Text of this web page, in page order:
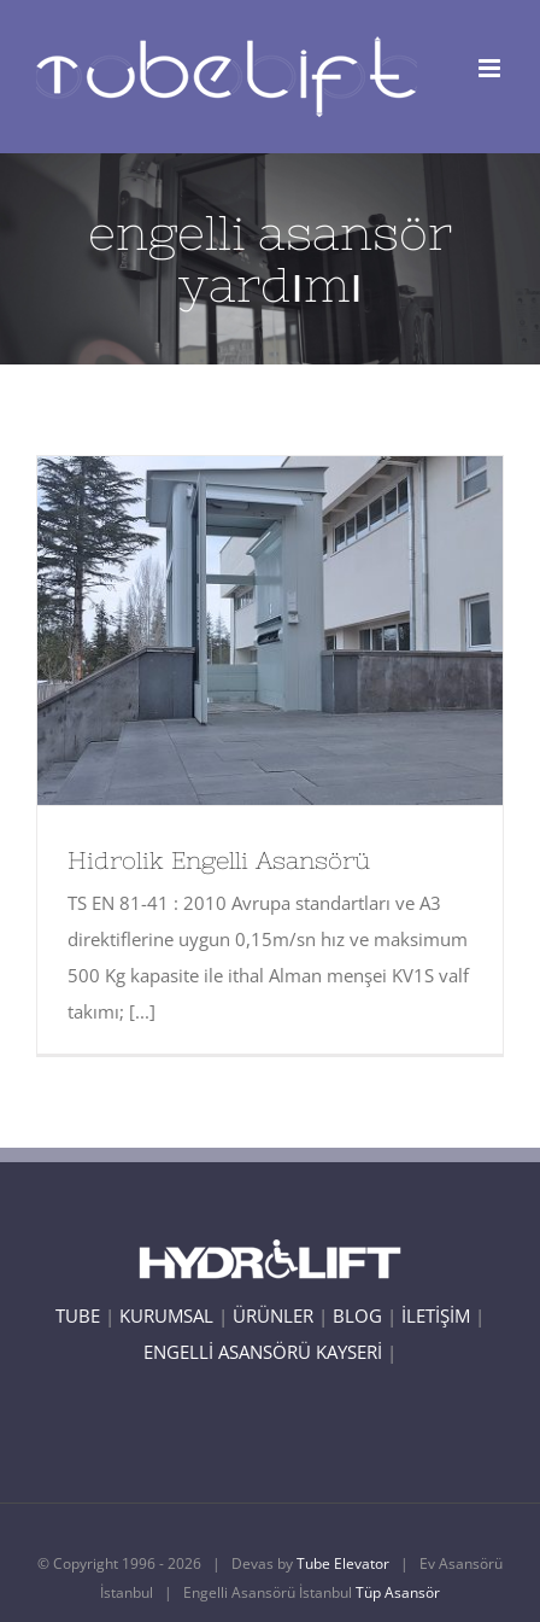
content
engelli asansör
yardımı
Hidrolik Engelli Asansörü
TS EN 81-41 : 2010 Avrupa standartları ve A3
direktiflerine uygun 0,15m/sn hız ve maksimum
500 Kg kapasite ile ithal Alman menşei KV1S valf
takımı; [...]
TUBE | KURUMSAL | ÜRÜNLER | BLOG | İLETİŞİM |
ENGELLİ ASANSÖRÜ KAYSERİ |
© Copyright 1996 -2026 | Devas byTube Elevator | Ev Asansörü
İstanbul | Engelli Asansörü İstanbul Tüp Asansör